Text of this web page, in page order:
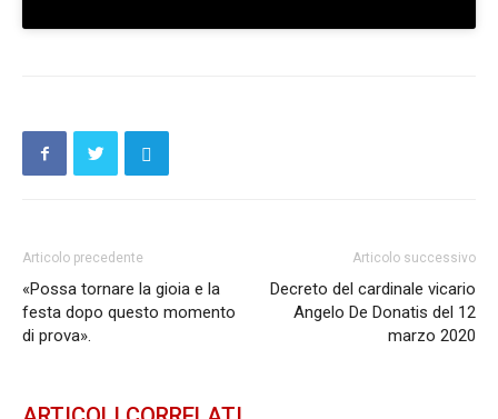
Articolo precedente
«Possa tornare la gioia e la
festa dopo questo momento
di prova».
Articolo successivo
Decreto del cardinale vicario
Angelo De Donatis del 12
marzo 2020